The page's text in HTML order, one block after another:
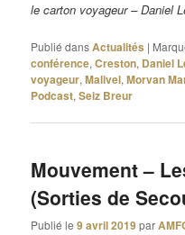
le carton voyageur – Daniel
Publié dansActualités |
conférence,Creston, Daniel
voyageur,Malivel,Morvan
Podcast,Seiz Breur
Mouvement –
(Sorties de
Publié le9 avril 2019par